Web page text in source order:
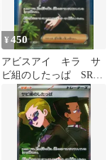
¥450
アビスアイ キラ サ
ビ組のしたっぱ SR
110/081